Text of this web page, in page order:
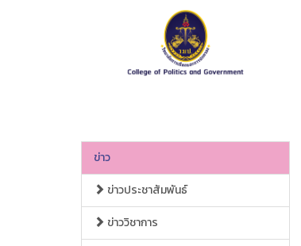
ข่าว
ข่าวประชาสัมพันธ์
ข่าววิชาการ